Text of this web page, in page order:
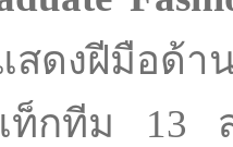
สดงฝีมือด้า
กทีม 13 ส